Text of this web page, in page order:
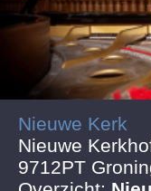
Nieuwe Kerk
Nieuwe
9712PT